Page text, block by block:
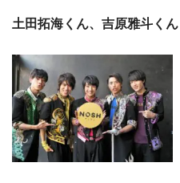
土田拓海くん、吉原雅斗くん